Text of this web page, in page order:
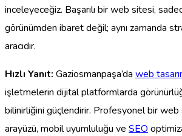
inceleyeceğiz. Başarılı bir web sitesi,
görünümden ibaret değil; aynı zamanda
aracıdır.
Hızlı Yanıt: Gaziosmanpaşa’da web
işletmelerin dijital platformlarda
bilinirliğini güçlendirir. Profesyonel bir web
arayüzü, mobil uyumluluğu ve SEO